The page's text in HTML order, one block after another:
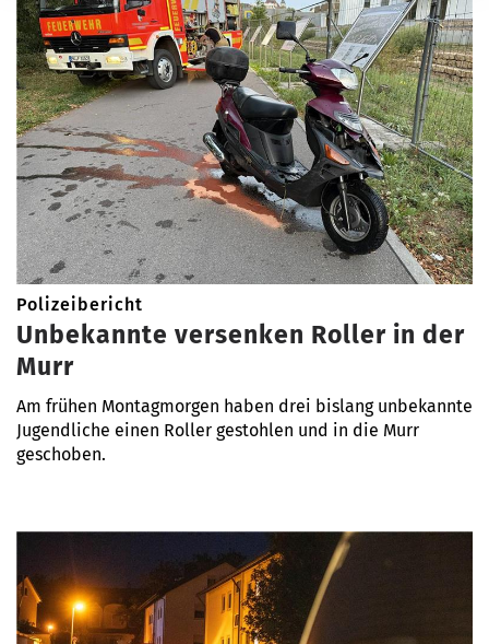
Polizeibericht
Unbekannte versenken Roller in der
Murr
Am frühen Montagmorgen haben drei bislang unbekannte
Jugendliche einen Roller gestohlen und in die Murr
geschoben.